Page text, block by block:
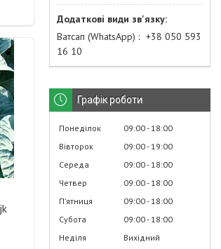
Ватсап (WhatsApp)
+38 050 593
16 10
Графік роботи
Понеділок 09:00 18:00
Вівторок
09:00 19:00
Середа
09:00 18:00
Четвер
09:00 18:00
Пʼятниця
09:00 18:00
Субота
09:00 18:00
Неділя
Вихідний